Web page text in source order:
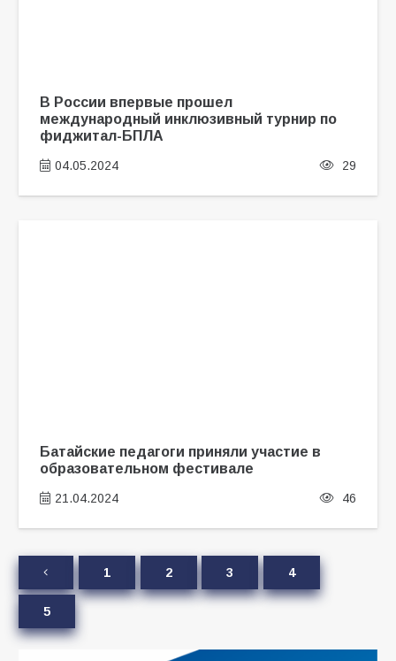
В России впервые прошел
международный инклюзивный турнир по
фиджитал-БПЛА
04.05.2024 29
Батайские педагоги приняли участие в
образовательном фестивале
21.04.2024 46
1 2 3 4
5